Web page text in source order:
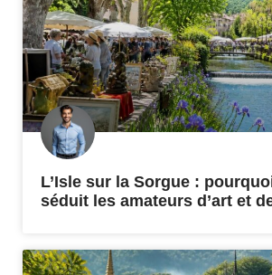
L’Isle sur la Sorgue :
séduit les amateurs d’art et